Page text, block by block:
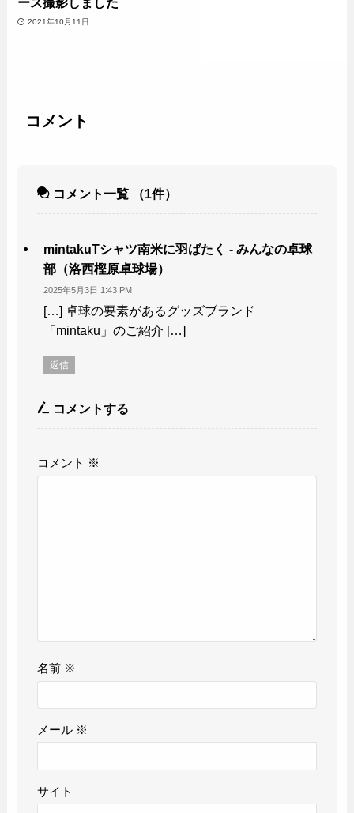
2021年10月11日
コメント
コメント一覧 （1件）
mintakuTシャツ南米に羽ばたく - みんなの卓球
部（洛西樫原卓球場）
2025年5月3日 1:43 PM
[…] 卓球の要素があるグッズブランド
「mintaku」のご紹介 […]
返信
コメントする
コメント ※
名前 ※
メール ※
サイト